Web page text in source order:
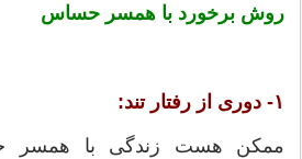
روش برخورد با همسر حساس
۱- دوری از رفتار تند:
ممکن هست زندگی با همسر